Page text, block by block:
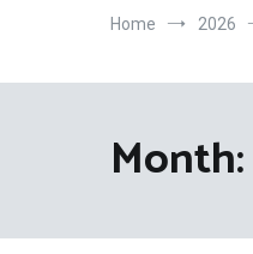
Home 2026
Month: